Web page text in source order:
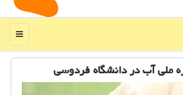
منو
ملی آب در دانشگاه فردوسی